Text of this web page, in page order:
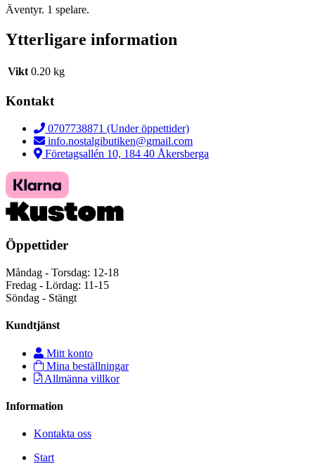
Äventyr. 1 spelare.
Ytterligare information
Vikt 0.20 kg
Kontakt
0707738871 (Under öppettider)
info.nostalgibutiken@gmail.com
Företagsallén 10, 184 40 Åkersberga
Öppettider
Måndag - Torsdag: 12-18
Fredag - Lördag: 11-15
Söndag - Stängt
Kundtjänst
Mitt konto
Mina beställningar
Allmänna villkor
Information
Kontakta oss
Start